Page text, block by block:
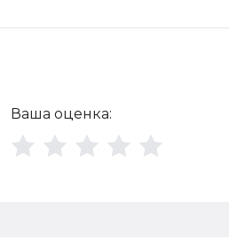
Ваша оценка: